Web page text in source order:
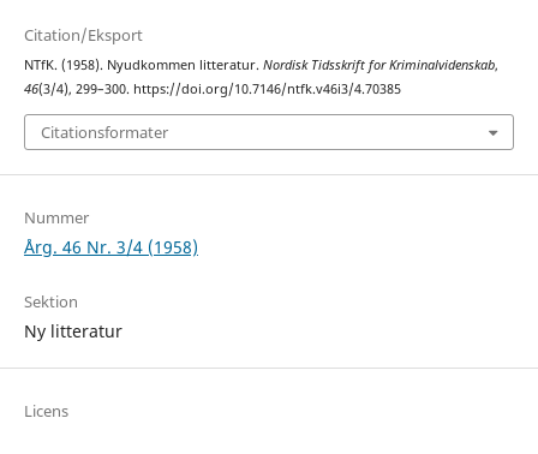
Citation/Eksport
NTfK. (1958). Nyudkommen litteratur. Nordisk Tidsskrift for Kriminalvidenskab,
46(3/4), 299–300. https://doi.org/10.7146/ntfk.v46i3/4.70385
Citationsformater
Nummer
Årg. 46 Nr. 3/4 (1958)
Sektion
Ny litteratur
Licens